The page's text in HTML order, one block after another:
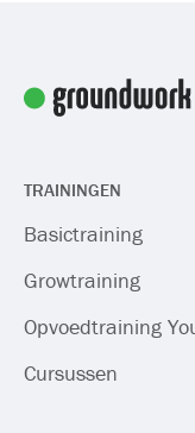
TRAININGEN
Basictraining
Growtraining
Opvoedtraining
Cursussen